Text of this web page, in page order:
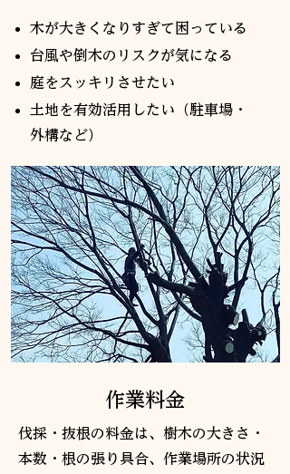
木が大きくなりすぎて困っている
台風や倒木のリスクが気になる
庭をスッキリさせたい
土地を有効活用したい（駐車場・
外構など）
作業料金
伐採・抜根の料金は、樹木の大きさ・
本数・根の張り具合、作業場所の状況